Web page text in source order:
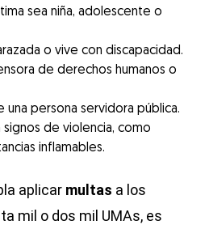
sea niña, adolescente o
o vive con discapacidad.
de derechos humanos o
persona servidora pública.
signos de violencia, como
inflamables.
aplicar multas a los
mil o dos mil UMAs, es